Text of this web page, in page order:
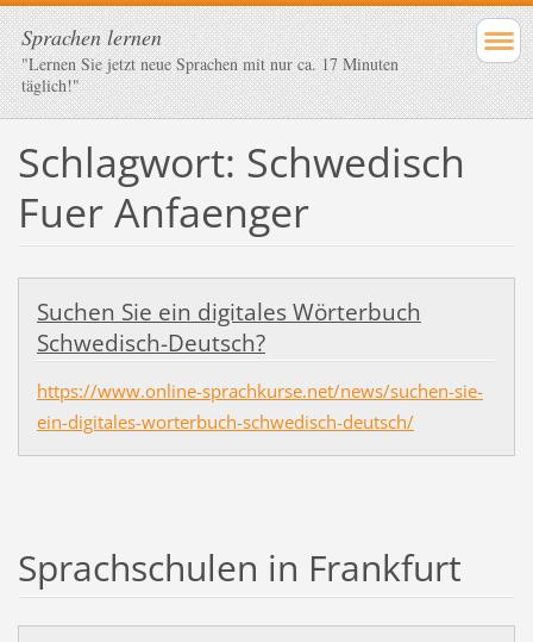
Sprachen lernen
"Lernen Sie jetzt neue Sprachen mit nur ca. 17 Minuten
täglich!"
Schlagwort: Schwedisch
Fuer Anfaenger
Suchen Sie ein digitales Wörterbuch
Schwedisch-Deutsch?
https://www.online-sprachkurse.net/news/suchen-sie-
ein-digitales-worterbuch-schwedisch-deutsch/
Sprachschulen in Frankfurt